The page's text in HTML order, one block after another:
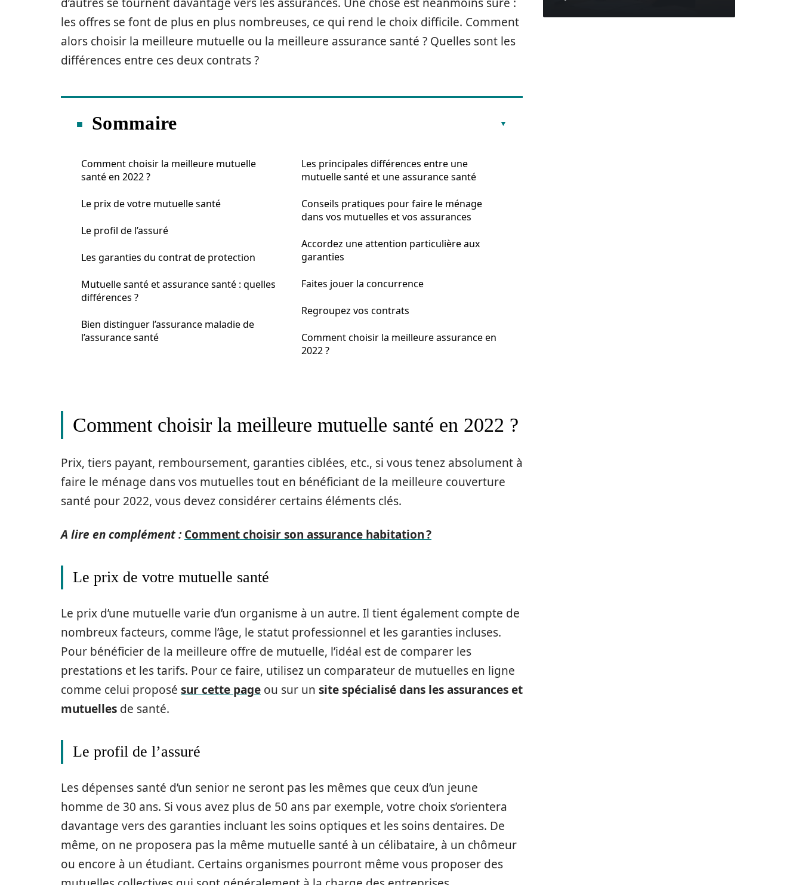
les offres se font de plus en plus nombreuses, ce qui rend le choix difficile. Comment
alors choisir la meilleure mutuelle ou la meilleure assurance santé ? Quelles sont les
différences entre ces deux contrats ?
Sommaire
Comment choisir la meilleure mutuelle
santé en 2022 ?
Le prix de votre mutuelle santé
Le profil de l’assuré
Les garanties du contrat de protection
Mutuelle santé et assurance santé : quelles
différences ?
Bien distinguer l’assurance maladie de
l’assurance santé
Les principales différences entre une
mutuelle santé et une assurance santé
Conseils pratiques pour faire le ménage
dans vos mutuelles et vos assurances
Accordez une attention particulière aux
garanties
Faites jouer la concurrence
Regroupez vos contrats
Comment choisir la meilleure assurance en
2022 ?
Comment choisir la meilleure mutuelle santé en 2022 ?
Prix, tiers payant, remboursement, garanties ciblées, etc., si vous tenez absolument à
faire le ménage dans vos mutuelles tout en bénéficiant de la meilleure couverture
santé pour 2022, vous devez considérer certains éléments clés.
A lire en complément : Comment choisir son assurance habitation ?
Le prix de votre mutuelle santé
Le prix d’une mutuelle varie d’un organisme à un autre. Il tient également compte de
nombreux facteurs, comme l’âge, le statut professionnel et les garanties incluses.
Pour bénéficier de la meilleure offre de mutuelle, l’idéal est de comparer les
prestations et les tarifs. Pour ce faire, utilisez un comparateur de mutuelles en ligne
comme celui proposé sur cette page ou sur un site spécialisé dans les assurances et
mutuelles de santé.
Le profil de l’assuré
Les dépenses santé d’un senior ne seront pas les mêmes que ceux d’un jeune
homme de 30 ans. Si vous avez plus de 50 ans par exemple, votre choix s’orientera
davantage vers des garanties incluant les soins optiques et les soins dentaires. De
même, on ne proposera pas la même mutuelle santé à un célibataire, à un chômeur
ou encore à un étudiant. Certains organismes pourront même vous proposer des